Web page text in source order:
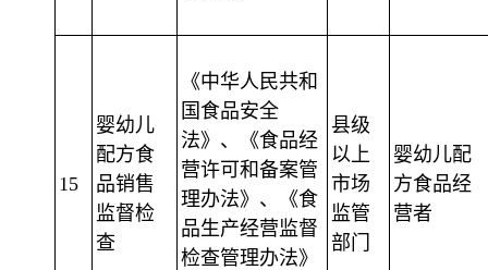
15
婴幼儿
配方食
品销售
监督检
查
《中华人民共和
国食品安全
法》、《食品经
营许可和备案管
理办法》、《食
品生产经营监督
检查管理办法》
县级
以上
市场
监管
部门
婴幼儿配
方食品经
营者